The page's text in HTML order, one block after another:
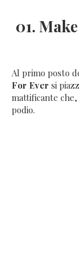
01.
Al primo posto
For Ever si
mattificante
podio.